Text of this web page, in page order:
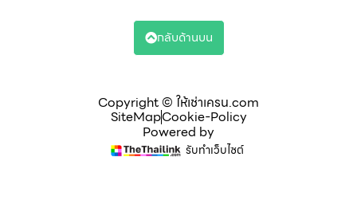
Copyright © ให้เช่าเครน.com
SiteMapCookie-Policy
Powered by
รับทำเว็บไซต์
กลับด้านบน